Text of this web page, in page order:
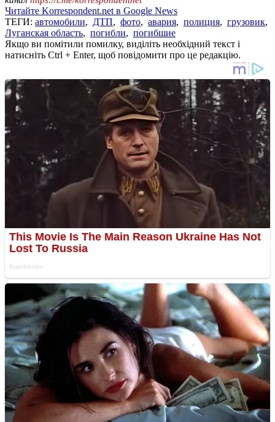
Читайте Korrespondent.net в Google News
ТЕГИ: автомобили, ДТП, фото, авария, полиция, грузовик,
Луганская область, погибли, погибшие
Якщо ви помітили помилку, виділіть необхідний текст і
натисніть Ctrl + Enter, щоб повідомити про це редакцію.